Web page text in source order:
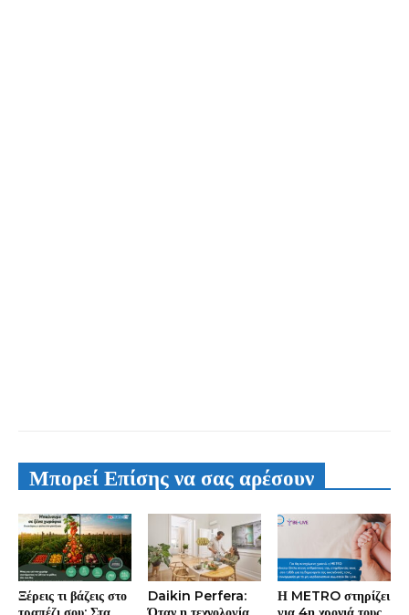
Μπορεί Επίσης να σας αρέσουν
Ξέρεις τι βάζεις στο
Daikin Perfera:
Η METRO στηρίζει